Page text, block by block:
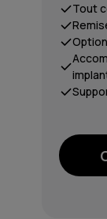
Tout